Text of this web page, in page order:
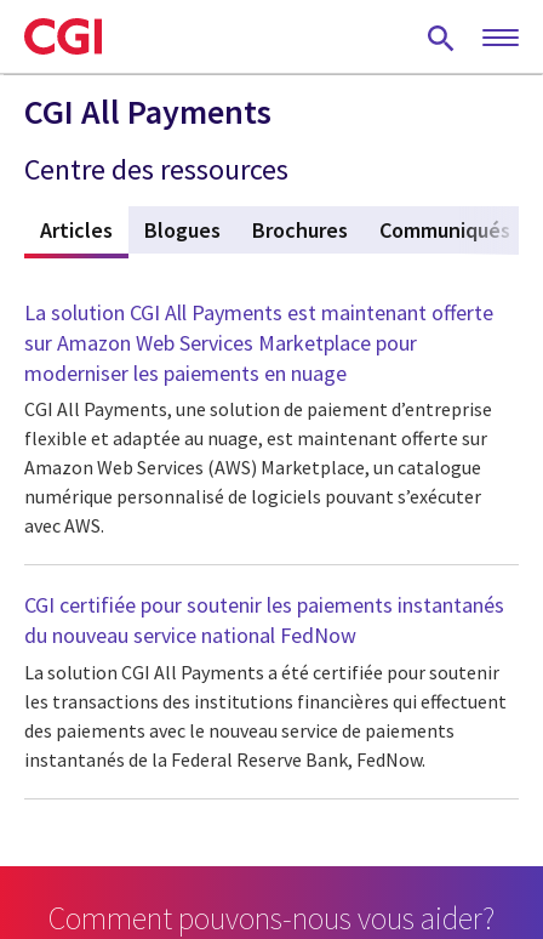
Skip
to
main
content
CGI All Payments
Centre des ressources
Articles (active tab)
Blogues Brochures Communiqués
La solution CGI All Payments est maintenant offerte
sur Amazon Web Services Marketplace pour
moderniser les paiements en nuage
CGI All Payments, une solution de paiement d’entreprise
flexible et adaptée au nuage, est maintenant offerte sur
Amazon Web Services (AWS) Marketplace, un catalogue
numérique personnalisé de logiciels pouvant s’exécuter
avec AWS.
CGI certifiée pour soutenir les paiements instantanés
du nouveau service national FedNow
La solution CGI All Payments a été certifiée pour soutenir
les transactions des institutions financières qui effectuent
des paiements avec le nouveau service de paiements
instantanés de la Federal Reserve Bank, FedNow.
Comment pouvons-nous vous aider?